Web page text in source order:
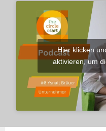
Hier klicken
aktivieren, um